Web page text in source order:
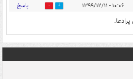
۱۰:۰۶ - ۱۳۹۹/۱۲/۱۱ 0 پاسخ